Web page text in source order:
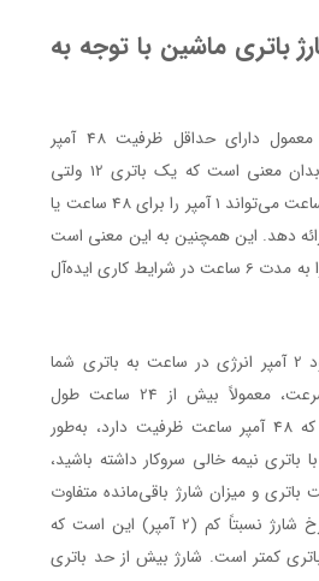
باتری ماشین با توجه به
باتری‌های ماشین به‌طور معمول دارای حداقل ظرفیت 48 آمپر
ساعت خواهند بود. این بدان معنی است که یک باتری 12 ولتی
خودرو با سرعت 48 آمپر ساعت می‌تواند 1 آمپر را برای 48 ساعت یا
24 ساعت ارائه دهد. این همچنین به این معنی است
که باتری می‌تواند 8 آمپر را به مدت 6 ساعت در شرایط کاری ایده‌آل
اکثر شارژرهای باتری حدود 2 آمپر انرژی در ساعت به باتری شما
ارسال می‌کنند. با این سرعت، معمولاً بیش از 24 ساعت طول
می‌کشد تا باتری ماشین که 48 آمپر ساعت ظرفیت دارد، به‌طور
باتری نیمه خالی سروکار داشته باشید،
و میزان شارژ باقی‌مانده متفاوت
خواهد بود. مزیت این نرخ شارژ نسبتاً کم (2 آمپر) این است که
کمتر است. شارژ بیش از حد باتری